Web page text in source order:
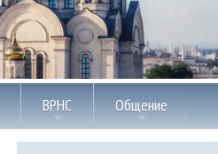
ВРНС Общение